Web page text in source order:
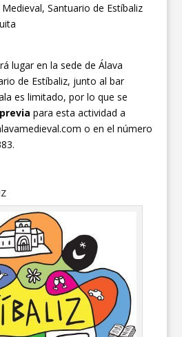
Santuario de Estíbaliz
lugar en la sede de Álava
de Estíbaliz, junto al bar
es limitado, por lo que se
para esta actividad a
o en el número